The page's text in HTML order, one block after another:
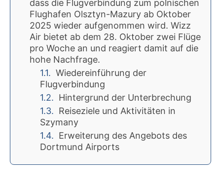
dass die Flugverbindung zum polnischen
Flughafen Olsztyn-Mazury ab Oktober
2025 wieder aufgenommen wird. Wizz
Air bietet ab dem 28. Oktober zwei Flüge
pro Woche an und reagiert damit auf die
hohe Nachfrage.
Wiedereinführung der
Flugverbindung
Hintergrund der Unterbrechung
Reiseziele und Aktivitäten in
Szymany
Erweiterung des Angebots des
Dortmund Airports